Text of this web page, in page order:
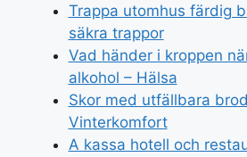
Trappa utomhus färdig
säkra trappor
Vad händer i kroppen
alkohol – Hälsa
Skor med utfällbara
Vinterkomfort
A kassa hotell och